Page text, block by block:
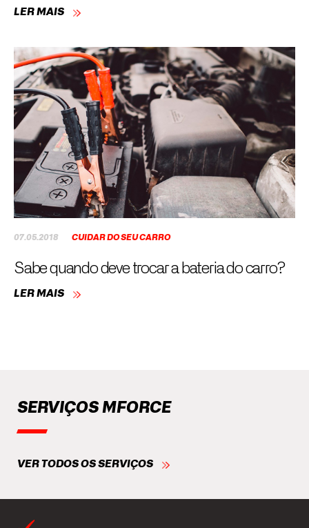
LER MAIS
07.05.2018 CUIDAR DO SEU CARRO
Sabe quando deve trocar a bateria do carro?
LER MAIS
SERVIÇOS MFORCE
VER TODOS OS SERVIÇOS